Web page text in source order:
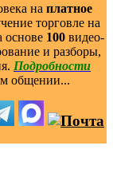
на платное
торговле на
основе 100видео-
и разборы,
Подробности
общении...